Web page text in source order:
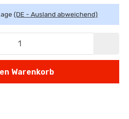
(DE - Ausland abweichend)
Warenkorb